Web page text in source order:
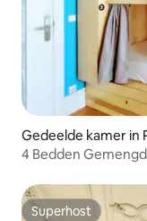
Gedeelde kamer in
4 Bedden
Superhost